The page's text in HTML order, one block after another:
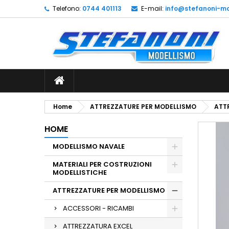
Telefono: 0744 401113 E-mail: info@stefanoni-
Home ATTREZZATURE PER MODELLISMO
HOME
MODELLISMO NAVALE
MATERIALI PER COSTRUZIONI
MODELLISTICHE
ATTREZZATURE PER MODELLISMO
ACCESSORI - RICAMBI
ATTREZZATURA EXCEL